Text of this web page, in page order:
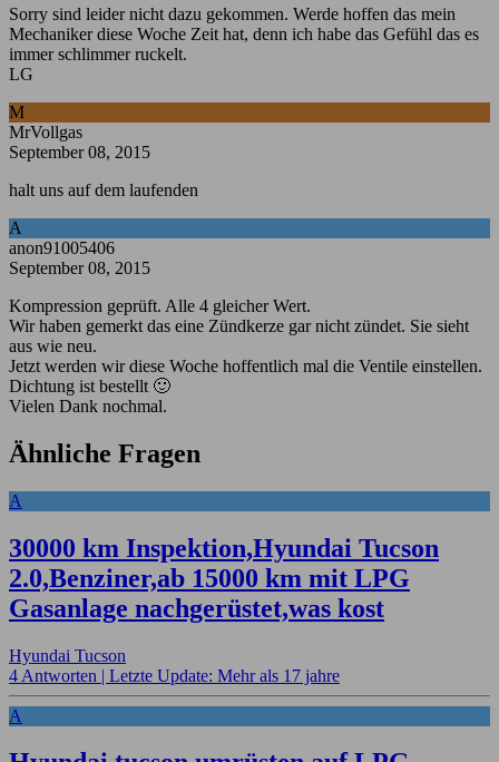
Sorry sind leider nicht dazu gekommen. Werde hoffen das mein
Mechaniker diese Woche Zeit hat, denn ich habe das Gefühl das es
immer schlimmer ruckelt.
LG
M
MrVollgas
September 08, 2015
halt uns auf dem laufenden
A
anon91005406
September 08, 2015
Kompression geprüft. Alle 4 gleicher Wert.
Wir haben gemerkt das eine Zündkerze gar nicht zündet. Sie sieht
aus wie neu.
Jetzt werden wir diese Woche hoffentlich mal die Ventile einstellen.
Dichtung ist bestellt 🙂
Vielen Dank nochmal.
Ähnliche Fragen
A
30000 km Inspektion,Hyundai Tucson
2.0,Benziner,ab 15000 km mit LPG
Gasanlage nachgerüstet,was kost
Hyundai Tucson
4 Antworten | Letzte Update: Mehr als 17 jahre
A